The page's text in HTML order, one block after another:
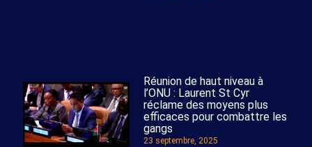
Réunion de haut niveau à
l’ONU : Laurent St Cyr
réclame des moyens plus
efficaces pour combattre les
gangs
23 septembre, 2025